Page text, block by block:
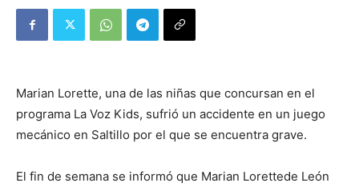
Marian Lorette, una de las niñas que concursan en el
programa La Voz Kids, sufrió un accidente en un juego
mecánico en Saltillo por el que se encuentra grave.
El fin de semana se informó que Marian Lorettede León